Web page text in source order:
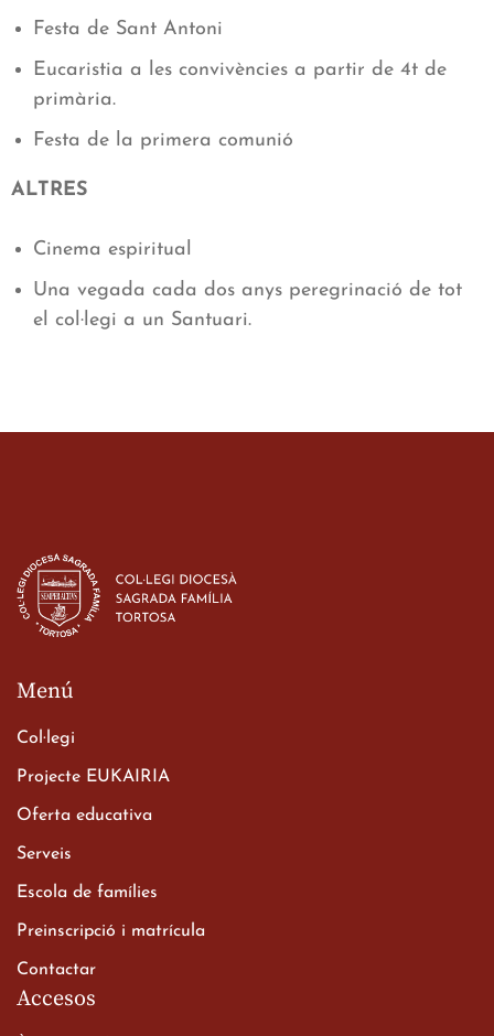
Festa de Sant Antoni
Eucaristia a les convivències a partir de 4t de
primària.
Festa de la primera comunió
ALTRES
Cinema espiritual
Una vegada cada dos anys peregrinació de tot
el col·legi a un Santuari.
Menú
Col·legi
Projecte EUKAIRIA
Oferta educativa
Serveis
Escola de famílies
Preinscripció i matrícula
Contactar
Accesos